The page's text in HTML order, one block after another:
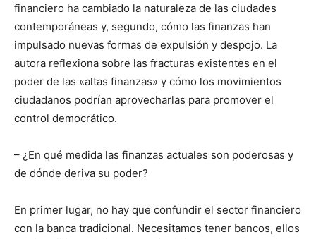
financiero ha cambiado la naturaleza de las ciudades
contemporáneas y, segundo, cómo las finanzas han
impulsado nuevas formas de expulsión y despojo. La
autora reflexiona sobre las fracturas existentes en el
poder de las «altas finanzas» y cómo los movimientos
ciudadanos podrían aprovecharlas para promover el
control democrático.
– ¿En qué medida las finanzas actuales son poderosas y
de dónde deriva su poder?
En primer lugar, no hay que confundir el sector financiero
con la banca tradicional. Necesitamos tener bancos, ellos